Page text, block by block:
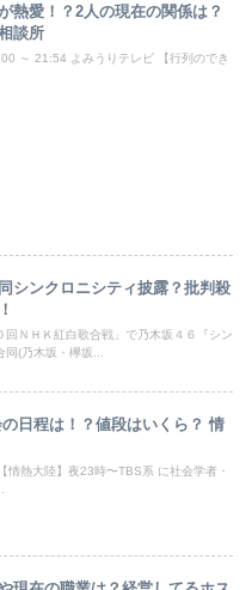
熱愛！？2人の現在の関係は？
談所
～ 21:54 よみうりテレビ 【行列のでき
シンクロニシティ披露？批判殺
回ＮＨＫ紅白歌合戦」で乃木坂４６『シン
(乃木坂・欅坂...
日程は！？値段はいくら？ 情
情熱大陸】夜23時〜TBS系 に社会学者・